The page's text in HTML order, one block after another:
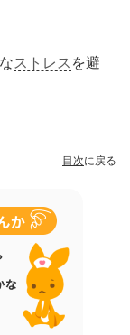
ストレス を避
目次に戻る